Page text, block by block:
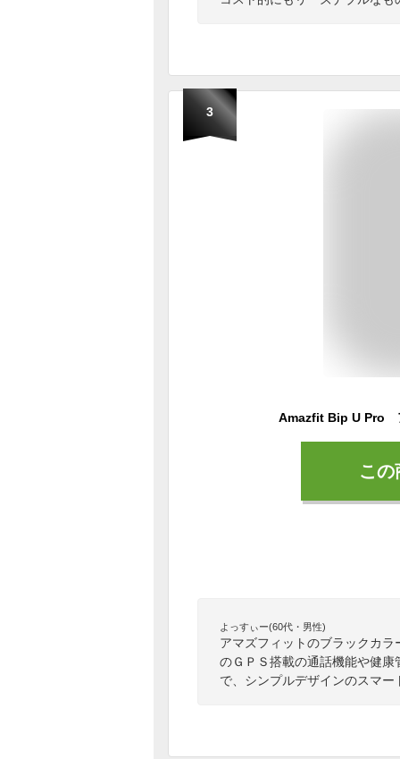
3
こ
よっすぃー(60代・男性)
アマズフィットのブラックカ
のＧＰＳ搭載の通話機能や健
で、シンプルデザインのスマ